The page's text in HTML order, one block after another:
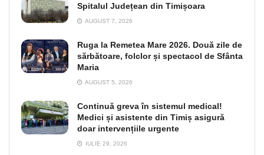
Spitalul Județean din Timișoara
AUGUST 7, 2026
Ruga la Remetea Mare 2026. Două zile de
sărbătoare, folclor și spectacol de Sfânta
Maria
AUGUST 5, 2026
Continuă greva în sistemul medical!
Medici și asistente din Timiș asigură
doar intervențiile urgente
IULIE 29, 2026